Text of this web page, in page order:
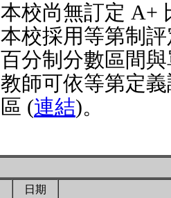
本校尚無訂定 A+
本校採用等第制
百分制分數區間
教師可依等第定
區 (連結)。
日期